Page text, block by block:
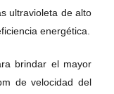
ultravioleta de alto
energética.
brindar el mayor
de velocidad del